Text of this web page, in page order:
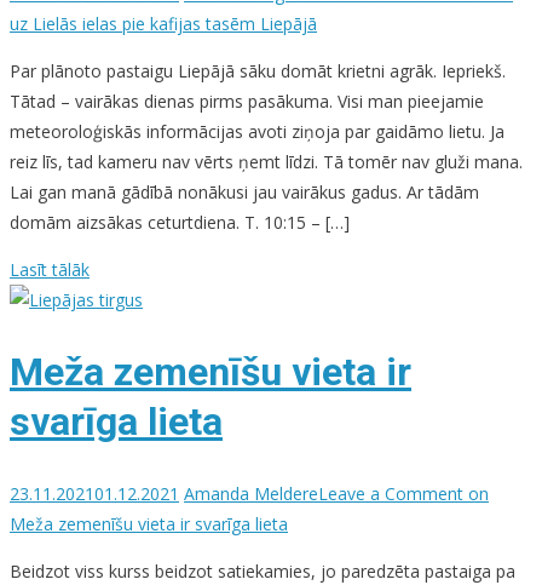
uz Lielās ielas pie kafijas tasēm Liepājā
Par plānoto pastaigu Liepājā sāku domāt krietni agrāk. Iepriekš.
Tātad – vairākas dienas pirms pasākuma. Visi man pieejamie
meteoroloģiskās informācijas avoti ziņoja par gaidāmo lietu. Ja
reiz līs, tad kameru nav vērts ņemt līdzi. Tā tomēr nav gluži mana.
Lai gan manā gādībā nonākusi jau vairākus gadus. Ar tādām
domām aizsākas ceturtdiena. T. 10:15 – […]
Lasīt tālāk
Meža zemenīšu vieta ir
svarīga lieta
23.11.202101.12.2021 Amanda MeldereLeave a Comment on
Meža zemenīšu vieta ir svarīga lieta
Beidzot viss kurss beidzot satiekamies, jo paredzēta pastaiga pa